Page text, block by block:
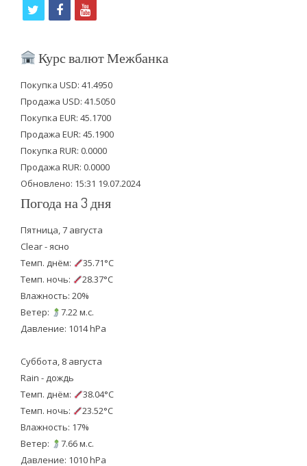
i
t
e
r
f
c
b
o
o
k
y
u
u
b
e
Курс валют Межбанка
Покупка USD: 41.4950
Продажа USD: 41.5050
Покупка EUR: 45.1700
Продажа EUR: 45.1900
Покупка RUR: 0.0000
Продажа RUR: 0.0000
Обновлено: 15:31 19.07.2024
Погода на 3 дня
Пятница, 7 августа
Clear - ясно
Темп. днём:
35.71°C
Темп. ночь:
28.37°C
Влажность: 20%
Ветер:
7.22 м.с.
Давление: 1014 hPa
Суббота, 8 августа
Rain - дождь
Темп. днём:
38.04°C
Темп. ночь:
23.52°C
Влажность: 17%
Ветер:
7.66 м.с.
Давление: 1010 hPa